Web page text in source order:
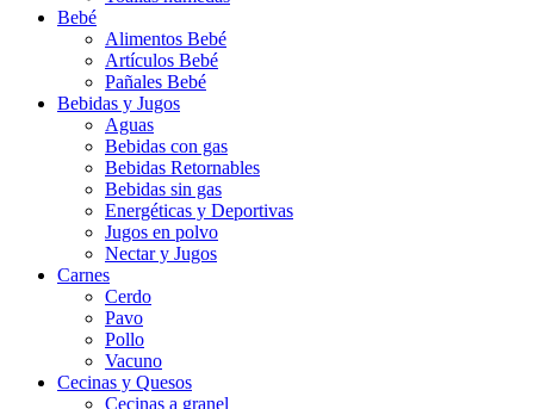
Bebé
Alimentos Bebé
Artículos Bebé
Pañales Bebé
Bebidas y Jugos
Aguas
Bebidas con gas
Bebidas Retornables
Bebidas sin gas
Energéticas y Deportivas
Jugos en polvo
Nectar y Jugos
Carnes
Cerdo
Pavo
Pollo
Vacuno
Cecinas y Quesos
Cecinas a granel